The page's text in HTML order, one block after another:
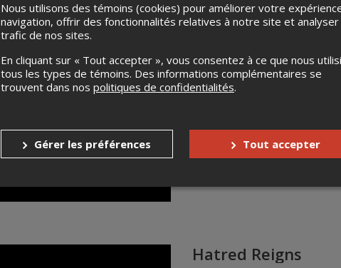
Hatred Reigns
Nous utilisons des témoins (cookies) pour améliorer votre
navigation, offrir des fonctionnalités relatives à notre site et analyser
trafic de nos sites.
En cliquant sur « Tout accepter », vous consentez à ce que nous
tous les types de témoins. Des informations complémentaires se
trouvent dans nos politiques de confidentialités.
Gérer les préférences Tout accepter